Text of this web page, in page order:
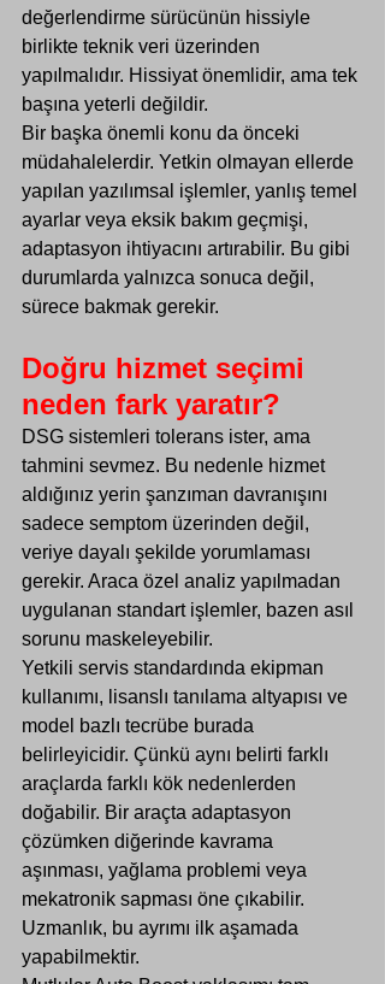
değerlendirme sürücünün hissiyle
birlikte teknik veri üzerinden
yapılmalıdır. Hissiyat önemlidir, ama tek
başına yeterli değildir.
Bir başka önemli konu da önceki
müdahalelerdir. Yetkin olmayan ellerde
yapılan yazılımsal işlemler, yanlış temel
ayarlar veya eksik bakım geçmişi,
adaptasyon ihtiyacını artırabilir. Bu gibi
durumlarda yalnızca sonuca değil,
sürece bakmak gerekir.
Doğru hizmet seçimi
neden fark yaratır?
DSG sistemleri tolerans ister, ama
tahmini sevmez. Bu nedenle hizmet
aldığınız yerin şanzıman davranışını
sadece semptom üzerinden değil,
veriye dayalı şekilde yorumlaması
gerekir. Araca özel analiz yapılmadan
uygulanan standart işlemler, bazen asıl
sorunu maskeleyebilir.
Yetkili servis standardında ekipman
kullanımı, lisanslı tanılama altyapısı ve
model bazlı tecrübe burada
belirleyicidir. Çünkü aynı belirti farklı
araçlarda farklı kök nedenlerden
doğabilir. Bir araçta adaptasyon
çözümken diğerinde kavrama
aşınması, yağlama problemi veya
mekatronik sapması öne çıkabilir.
Uzmanlık, bu ayrımı ilk aşamada
yapabilmektir.